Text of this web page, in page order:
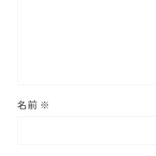
名前 ※